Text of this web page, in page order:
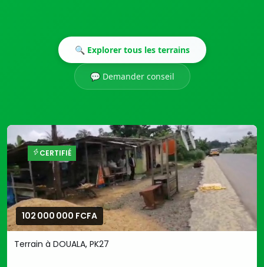
🔍 Explorer tous les terrains
💬 Demander conseil
CERTIFIÉ
102 000 000 FCFA
Terrain à DOUALA, PK27